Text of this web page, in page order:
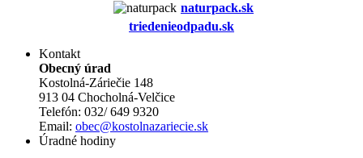
naturpack.sk
triedenieodpadu.sk
Kontakt
Obecný úrad
Kostolná-Záriečie 148
913 04 Chocholná-Velčice
Telefón: 032/ 649 9320
Email: obec@kostolnazariecie.sk
Úradné hodiny